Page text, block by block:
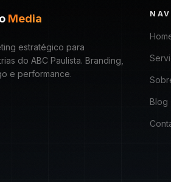
Media
estratégico para
do ABC Paulista. Branding,
e performance.
Blog